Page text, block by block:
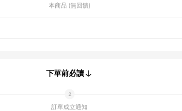
本商品 (無回饋)
下單前必讀
訂單成立通知